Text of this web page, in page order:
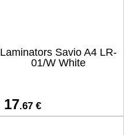
Laminators Savio A4 LR-
01/W White
17.67 €